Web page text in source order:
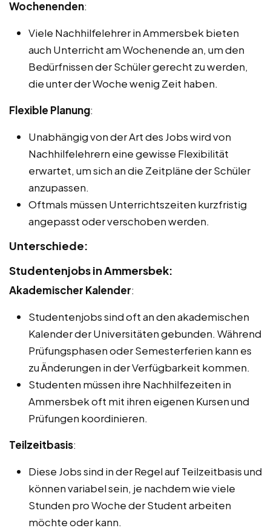
Wochenenden:
Viele Nachhilfelehrer in Ammersbek bieten
auch Unterricht am Wochenende an, um den
Bedürfnissen der Schüler gerecht zu werden,
die unter der Woche wenig Zeit haben.
Flexible Planung:
Unabhängig von der Art des Jobs wird von
Nachhilfelehrern eine gewisse Flexibilität
erwartet, um sich an die Zeitpläne der Schüler
anzupassen.
Oftmals müssen Unterrichtszeiten kurzfristig
angepasst oder verschoben werden.
Unterschiede:
Studentenjobs in Ammersbek:
Akademischer Kalender:
Studentenjobs sind oft an den akademischen
Kalender der Universitäten gebunden. Während
Prüfungsphasen oder Semesterferien kann es
zu Änderungen in der Verfügbarkeit kommen.
Studenten müssen ihre Nachhilfezeiten in
Ammersbek oft mit ihren eigenen Kursen und
Prüfungen koordinieren.
Teilzeitbasis:
Diese Jobs sind in der Regel auf Teilzeitbasis und
können variabel sein, je nachdem wie viele
Stunden pro Woche der Student arbeiten
möchte oder kann.